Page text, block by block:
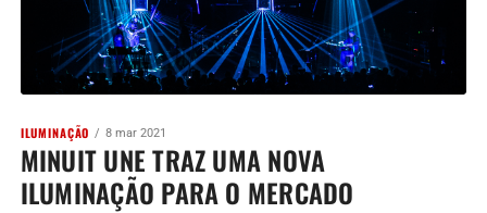
ILUMINAÇÃO 8 mar 2021
MINUIT UNE TRAZ UMA NOVA
ILUMINAÇÃO PARA O MERCADO